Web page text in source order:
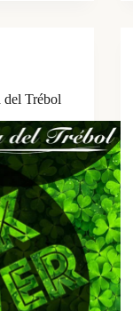
Trébol